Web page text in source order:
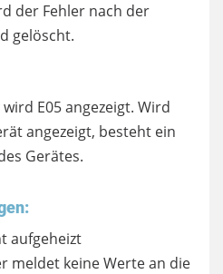
der Fehler nach der
gelöscht.
E05 angezeigt. Wird
angezeigt, besteht ein
Gerätes.
aufgeheizt
meldet keine Werte an die